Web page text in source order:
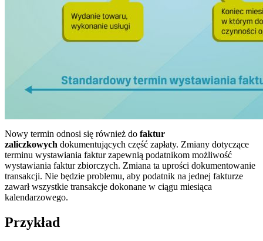
Nowy termin odnosi się również do faktur
zaliczkowych dokumentujących część zapłaty. Zmiany dotyczące
terminu wystawiania faktur zapewnią podatnikom możliwość
wystawiania faktur zbiorczych. Zmiana ta uprości dokumentowanie
transakcji. Nie będzie problemu, aby podatnik na jednej fakturze
zawarł wszystkie transakcje dokonane w ciągu miesiąca
kalendarzowego.
Przykład